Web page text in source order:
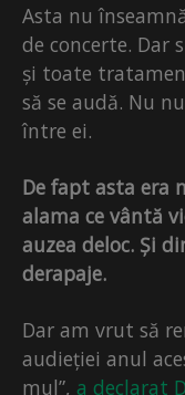
Asta nu
de concerte. Dar
și toate
să se audă. Nu
între ei.
De fapt asta era
alama ce vântă
auzea deloc. Și
derapaje.
Dar am vrut să
audieției anul
mul”, a declarat